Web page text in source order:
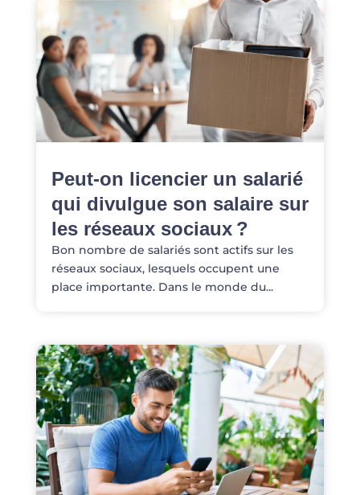
Peut-on licencier un salarié
qui divulgue son salaire sur
les réseaux sociaux ?
Bon nombre de salariés sont actifs sur les
réseaux sociaux, lesquels occupent une
place importante. Dans le monde du...